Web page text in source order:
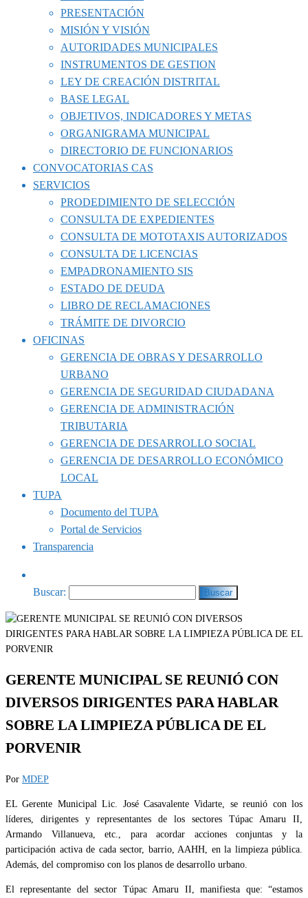
PRESENTACIÓN
MISIÓN Y VISIÓN
AUTORIDADES MUNICIPALES
INSTRUMENTOS DE GESTION
LEY DE CREACIÓN DISTRITAL
BASE LEGAL
OBJETIVOS, INDICADORES Y METAS
ORGANIGRAMA MUNICIPAL
DIRECTORIO DE FUNCIONARIOS
CONVOCATORIAS CAS
SERVICIOS
PRODEDIMIENTO DE SELECCIÓN
CONSULTA DE EXPEDIENTES
CONSULTA DE MOTOTAXIS AUTORIZADOS
CONSULTA DE LICENCIAS
EMPADRONAMIENTO SIS
ESTADO DE DEUDA
LIBRO DE RECLAMACIONES
TRÁMITE DE DIVORCIO
OFICINAS
GERENCIA DE OBRAS Y DESARROLLO
URBANO
GERENCIA DE SEGURIDAD CIUDADANA
GERENCIA DE ADMINISTRACIÓN
TRIBUTARIA
GERENCIA DE DESARROLLO SOCIAL
GERENCIA DE DESARROLLO ECONÓMICO
LOCAL
TUPA
Documento del TUPA
Portal de Servicios
Transparencia
Buscar:
GERENTE MUNICIPAL SE REUNIÓ CON
DIVERSOS DIRIGENTES PARA HABLAR
SOBRE LA LIMPIEZA PÚBLICA DE EL
PORVENIR
Por MDEP
EL Gerente Municipal Lic. José Casavalente Vidarte, se reunió con los
líderes, dirigentes y representantes de los sectores Túpac Amaru II,
Armando Villanueva, etc., para acordar acciones conjuntas y la
participación activa de cada sector, barrio, AAHH, en la limpieza pública.
Además, del compromiso con los planos de desarrollo urbano.
El representante del sector Túpac Amaru II, manifiesta que: “estamos